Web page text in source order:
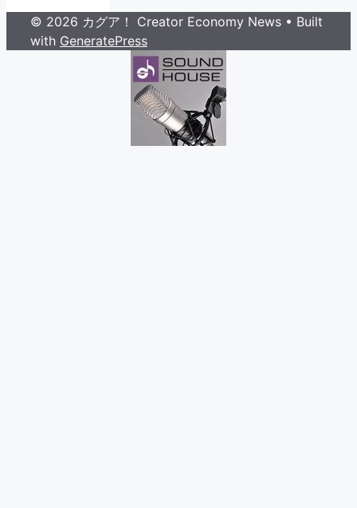
© 2026 カグア！ Creator Economy News • Built
with GeneratePress